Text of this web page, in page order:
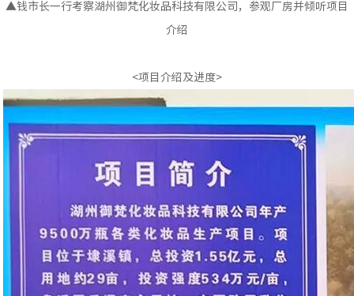
▲钱市长一行考察湖州御梵化妆品科技有限公司，参观厂房并倾听项目
介绍
<项目介绍及进度>